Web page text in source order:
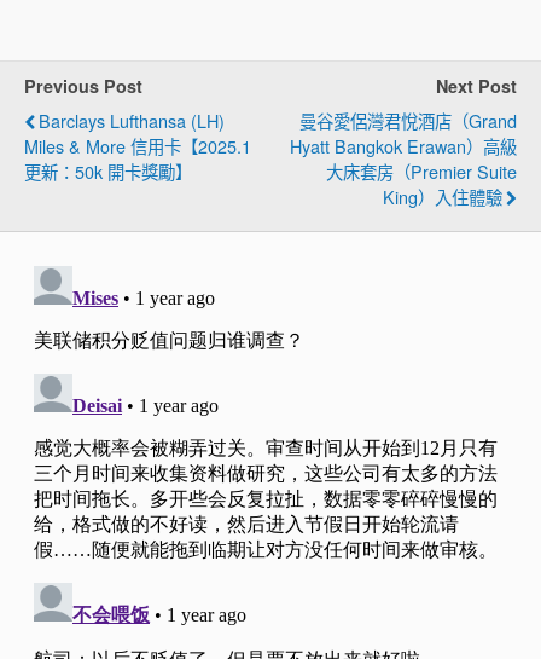
Previous Post
Barclays Lufthansa (LH)
Miles & More 信用卡【2025.1
更新：50k 開卡獎勵】
Next Post
曼谷愛侶灣君悅酒店（Grand
Hyatt Bangkok Erawan）高級
大床套房（Premier Suite
King）入住體驗